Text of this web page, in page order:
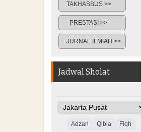
TAKHASSUS >>
PRESTASI >>
JURNAL ILMIAH >>
Jadwal Sholat